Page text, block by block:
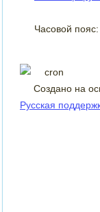
Часовой
Создано на
Русская